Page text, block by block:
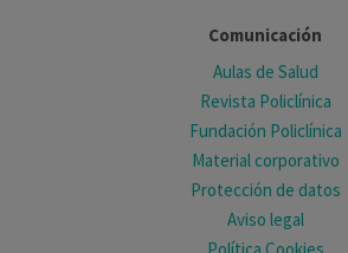
Comunicación
Aulas de Salud
Revista Policlínica
Fundación Policlínica
Material corporativo
Protección de datos
Aviso legal